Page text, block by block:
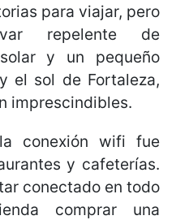
para viajar, pero
repelente de
y un pequeño
el sol de Fortaleza,
imprescindibles.
conexión wifi fue
y cafeterías.
conectado en todo
comprar una